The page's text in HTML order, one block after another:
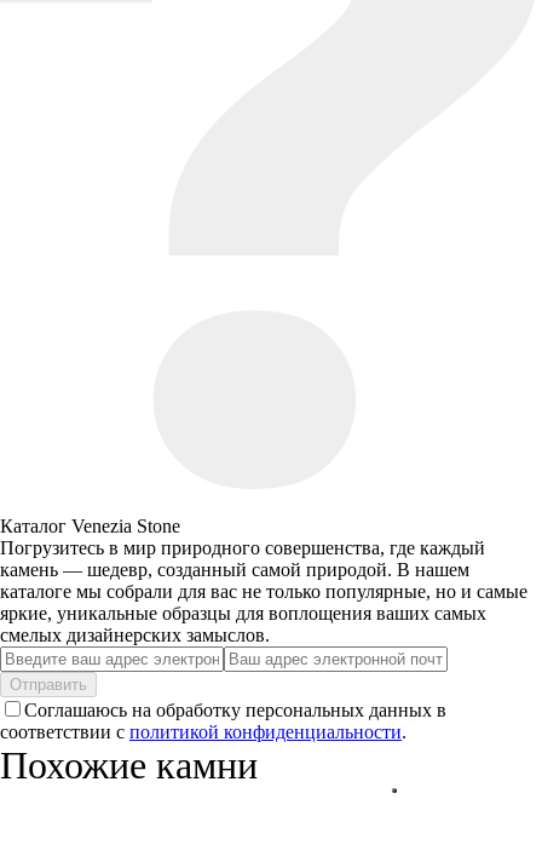
Каталог Venezia Stone
Погрузитесь в мир природного совершенства, где каждый
камень — шедевр, созданный самой природой. В нашем
каталоге мы собрали для вас не только популярные, но и самые
яркие, уникальные образцы для воплощения ваших самых
смелых дизайнерских замыслов.
Отправить
Соглашаюсь на обработку персональных данных в
соответствии с политикой конфиденциальности.
Похожие камни